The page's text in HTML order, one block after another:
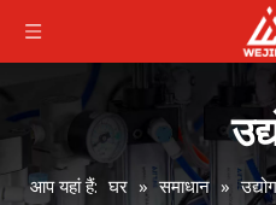
आप यहां हैं: घर » समाधान » उद्योग